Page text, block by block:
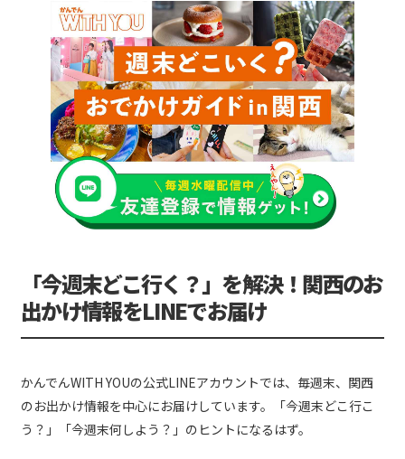
「今週末どこ行く？」を解決！関西のお
出かけ情報をLINEでお届け
かんでんWITH YOUの公式LINEアカウントでは、毎週末、関西
のお出かけ情報を中心にお届けしています。「今週末どこ行こ
う？」「今週末何しよう？」のヒントになるはず。